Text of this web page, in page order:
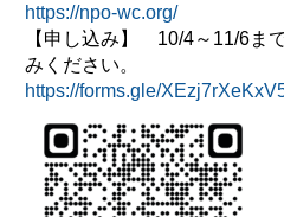
https://npo-wc.org/
【申し込み】 10/4～11/6ま
みください。
https://forms.gle/